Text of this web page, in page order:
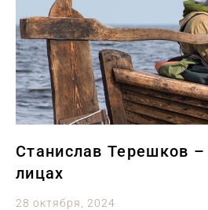
Станислав Терешков
лицах
28 октября, 2024